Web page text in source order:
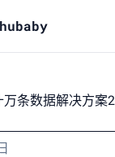
条数据解决方案2